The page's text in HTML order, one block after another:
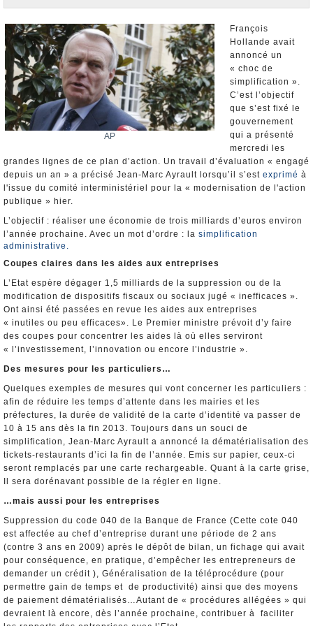
Elections européennes
Infos insolites
AP
François
Hollande avait
annoncé un
« choc de
simplification ».
C’est l’objectif
que s’est fixé le
gouvernement
qui a présenté
mercredi les
grandes lignes de ce plan d’action. Un travail d’évaluation « engagé
depuis un an » a précisé Jean-Marc Ayrault lorsqu’il s’est exprimé à
l'issue du comité interministériel pour la « modernisation de l'action
publique » hier.
L’objectif : réaliser une économie de trois milliards d’euros environ
l’année prochaine. Avec un mot d’ordre : la simplification
administrative.
Coupes claires dans les aides aux entreprises
L’Etat espère dégager 1,5 milliards de la suppression ou de la
modification de dispositifs fiscaux ou sociaux jugé « inefficaces ».
Ont ainsi été passées en revue les aides aux entreprises
« inutiles ou peu efficaces». Le Premier ministre prévoit d’y faire
des coupes pour concentrer les aides là où elles serviront
« l’investissement, l’innovation ou encore l’industrie ».
Des mesures pour les particuliers…
Quelques exemples de mesures qui vont concerner les particuliers :
afin de réduire les temps d’attente dans les mairies et les
préfectures, la durée de validité de la carte d’identité va passer de
10 à 15 ans dès la fin 2013. Toujours dans un souci de
simplification, Jean-Marc Ayrault a annoncé la dématérialisation des
tickets-restaurants d’ici la fin de l’année. Emis sur papier, ceux-ci
seront remplacés par une carte rechargeable. Quant à la carte grise,
Il sera dorénavant possible de la régler en ligne.
…mais aussi pour les entreprises
Suppression du code 040 de la Banque de France (Cette cote 040
est affectée au chef d’entreprise durant une période de 2 ans
(contre 3 ans en 2009) après le dépôt de bilan, un fichage qui avait
pour conséquence, en pratique, d’empêcher les entrepreneurs de
demander un crédit ), Généralisation de la téléprocédure (pour
permettre gain de temps et de productivité) ainsi que des moyens
de paiement dématérialisés…Autant de « procédures allégées » qui
devraient là encore, dès l’année prochaine, contribuer à faciliter